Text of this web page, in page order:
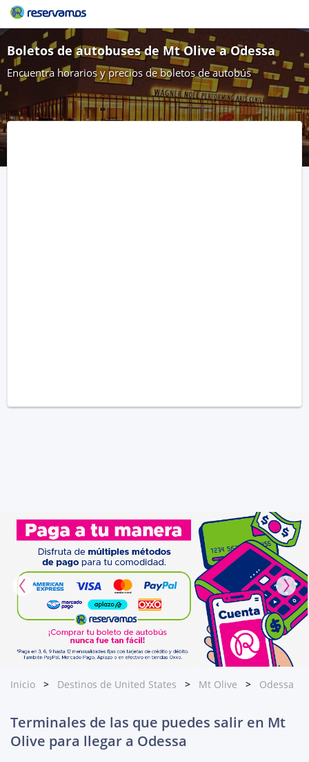
Boletos de autobuses de Mt Olive a Odessa
Encuentra horarios y precios de boletos de autobús
Inicio Destinos de United States Mt Olive Odessa
Terminales de las que puedes salir en Mt
Olive para llegar a Odessa